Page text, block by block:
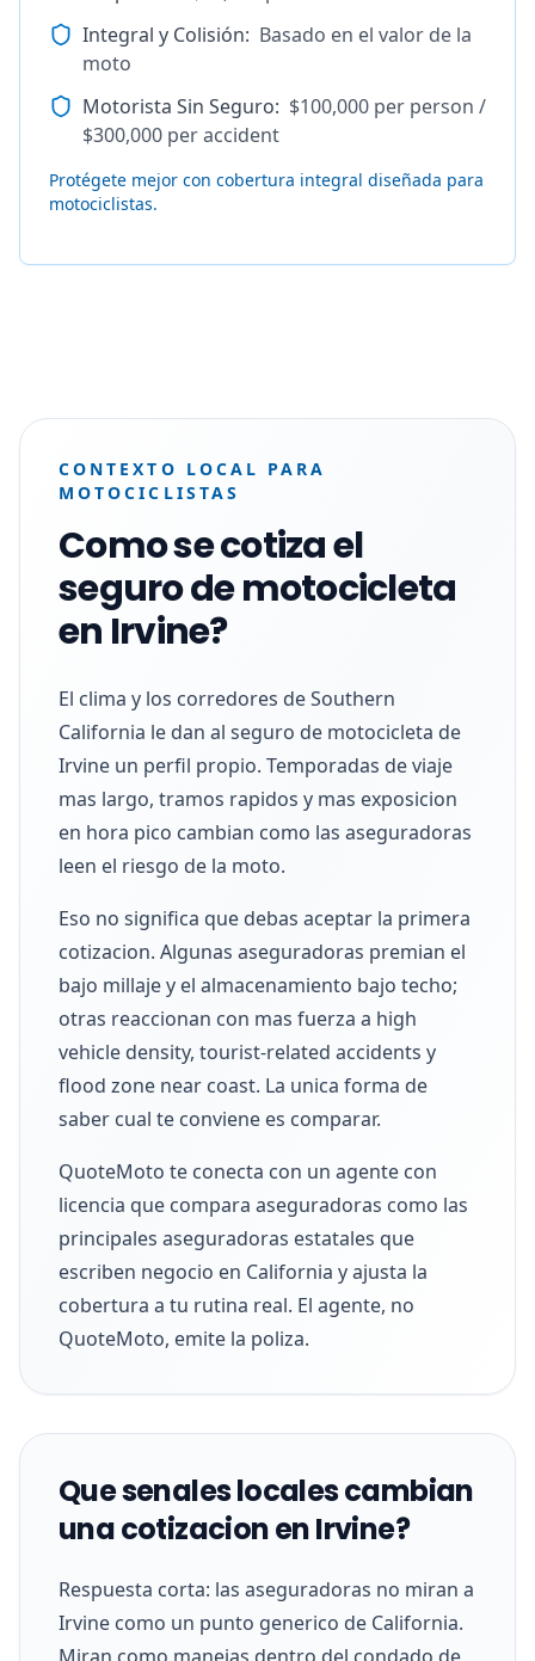
Integral y Colisión: Basado en el valor de la
moto
Motorista Sin Seguro: $100,000 per person /
$300,000 per accident
Protégete mejor con cobertura integral diseñada para
motociclistas.
CONTEXTO LOCAL PARA
MOTOCICLISTAS
Como se cotiza el
seguro de motocicleta
en Irvine?
El clima y los corredores de Southern
California le dan al seguro de motocicleta de
Irvine un perfil propio. Temporadas de viaje
mas largo, tramos rapidos y mas exposicion
en hora pico cambian como las aseguradoras
leen el riesgo de la moto.
Eso no significa que debas aceptar la primera
cotizacion. Algunas aseguradoras premian el
bajo millaje y el almacenamiento bajo techo;
otras reaccionan con mas fuerza a high
vehicle density, tourist-related accidents y
flood zone near coast. La unica forma de
saber cual te conviene es comparar.
QuoteMoto te conecta con un agente con
licencia que compara aseguradoras como las
principales aseguradoras estatales que
escriben negocio en California y ajusta la
cobertura a tu rutina real. El agente, no
QuoteMoto, emite la poliza.
Que senales locales cambian
una cotizacion en Irvine?
Respuesta corta: las aseguradoras no miran a
Irvine como un punto generico de California.